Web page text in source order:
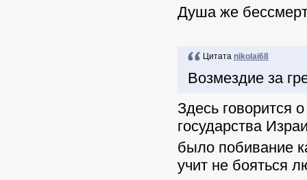
Душа же
Цитата nikolai68
Возмездие за
Здесь говорится
государства
было побивание
учит не бояться